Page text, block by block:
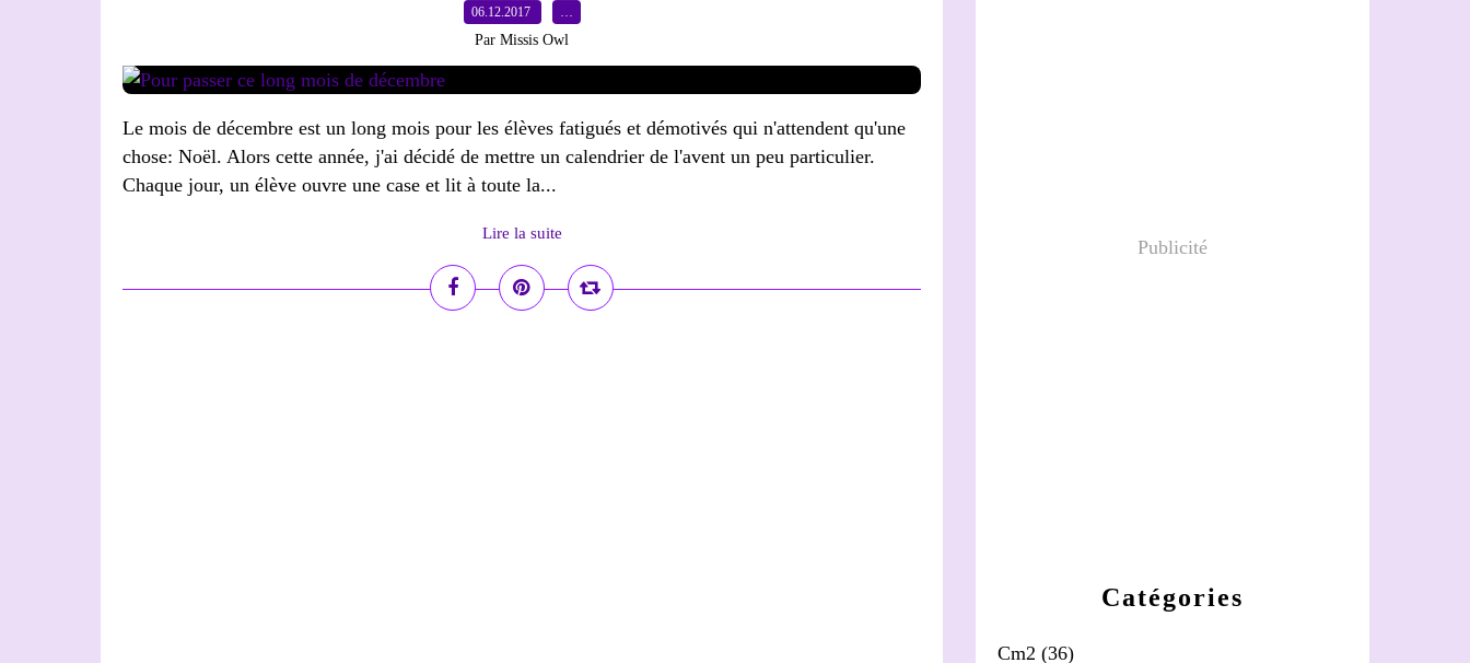
06.12.2017 …
Par Missis Owl
Le mois de décembre est un long mois pour les élèves fatigués et démotivés qui n'attendent qu'une
chose: Noël. Alors cette année, j'ai décidé de mettre un calendrier de l'avent un peu particulier.
Chaque jour, un élève ouvre une case et lit à toute la...
Lire la suite
Publicité
Catégories
Cm2 (36)